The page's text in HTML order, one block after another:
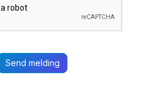
Send melding